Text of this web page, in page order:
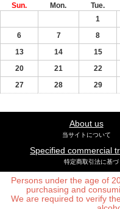
Sun. Mon. Tue.
1
6
7 8
13
14 15
20
21 22
27
28 29
About us
当サイトについて
Specified commercial
特定商取引法に基
Persons under the age of
purchasing and
We are required to verify